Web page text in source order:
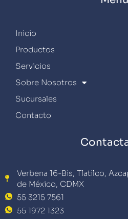
Inicio
Productos
Servicios
Sobre Nosotros
Sucursales
Contacto
Verbena 16-Bis, Tlatilco,
de México, CDMX
55 3215 7561
55 1972 1323